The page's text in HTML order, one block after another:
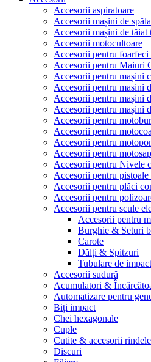
Accesorii aspiratoare
Accesorii mașini de
Accesorii mașini de tăiat
Accesorii motocultoare
Accesorii pentru foarfeci
Accesorii pentru Maiuri
Accesorii pentru mașini
Accesorii pentru masini
Accesorii pentru mașini
Accesorii pentru mașini
Accesorii pentru
Accesorii pentru
Accesorii pentru
Accesorii pentru
Accesorii pentru Nivele
Accesorii pentru pistoale
Accesorii pentru plăci
Accesorii pentru
Accesorii pentru scule
Accesorii pentru
Burghie & Seturi
Carote
Dălți & Spitzuri
Tubulare de impact
Accesorii sudură
Acumulatori &
Automatizare pentru
Biți impact
Chei hexagonale
Cuple
Cutite & accesorii rindele
Discuri